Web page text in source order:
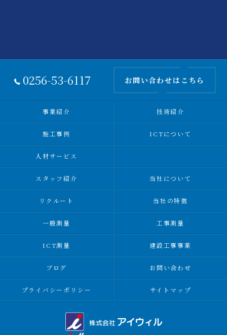
0256-53-6117 お問い合わせはこちら
事業紹介 技術紹介
施工事例 ICTについて
人材サービス
スタッフ紹介 当社について
リクルート 当社の特徴
一般測量 工事測量
ICT測量 建設工事事業
ブログ お問い合わせ
プライバシーポリシー サイトマップ